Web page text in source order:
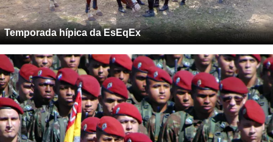
Temporada hípica da EsEqEx